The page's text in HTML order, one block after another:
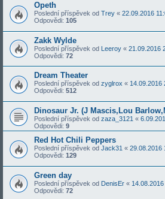
Opeth
Poslední příspěvek od Trey « 22.09.2016
Odpovědi: 105
Zakk Wylde
Poslední příspěvek od Leeroy « 21.09.2016
Odpovědi: 72
Dream Theater
Poslední příspěvek od zyglrox « 14.09.2016
Odpovědi: 512
Dinosaur Jr. (J Mascis,Lou
Poslední příspěvek od zaza_3121 «
Odpovědi: 9
Red Hot Chili Peppers
Poslední příspěvek od Jack31 « 29.08.2016
Odpovědi: 129
Green day
Poslední příspěvek od DenisEr «
Odpovědi: 72